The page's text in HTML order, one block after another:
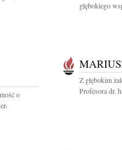
głębokiego
o
Z głębokim
Profesora dr.